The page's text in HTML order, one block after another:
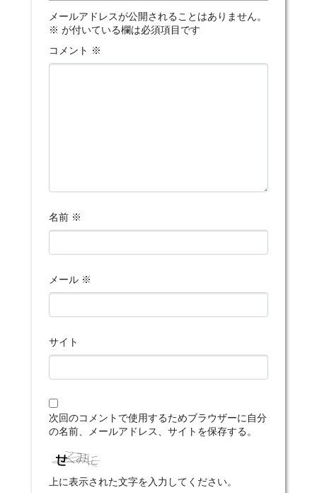
メールアドレスが公開されることはありません。
※ が付いている欄は必須項目です
コメント ※
名前 ※
メール ※
サイト
次回のコメントで使用するためブラウザーに自分
の名前、メールアドレス、サイトを保存する。
上に表示された文字を入力してください。